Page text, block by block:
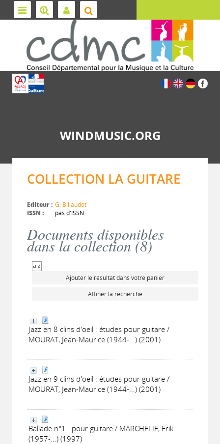
WINDMUSIC.ORG
COLLECTION LA GUITARE
Editeur : G. Billaudot
ISSN :
pas d'ISSN
Documents disponibles
dans la collection (8)
Ajouter le résultat dans votre panier
Affiner la recherche
Jazz en 8 clins d'oeil : études pour guitare /
MOURAT, Jean-Maurice (1944-...) (2001)
Jazz en 9 clins d'oeil : études pour guitare /
MOURAT, Jean-Maurice (1944-...) (2001)
Ballade n°1 : pour guitare / MARCHELIE, Erik
(1957-...) (1997)